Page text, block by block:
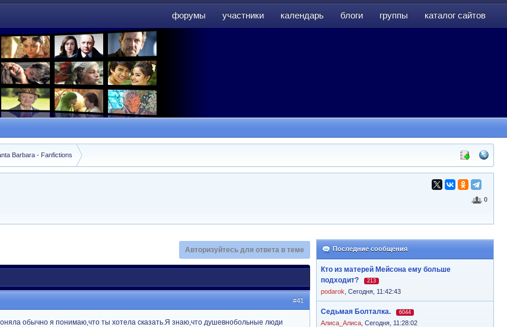
форумы участники календарь блоги группы каталог сайтов
Barbara - Fanfictions
0
Последние сообщения
Кто из матерей Мейсона ему больше
подходит?
213
podarok Сегодня, 11:42:43
Седьмая Болталка. 6044
Алиса_Алиса Сегодня, 11:28:02
Авторизуйтесь для ответа в теме
#41
обычно я понимаю,что ты хотела сказать.Я знаю,что душевнобольные люди